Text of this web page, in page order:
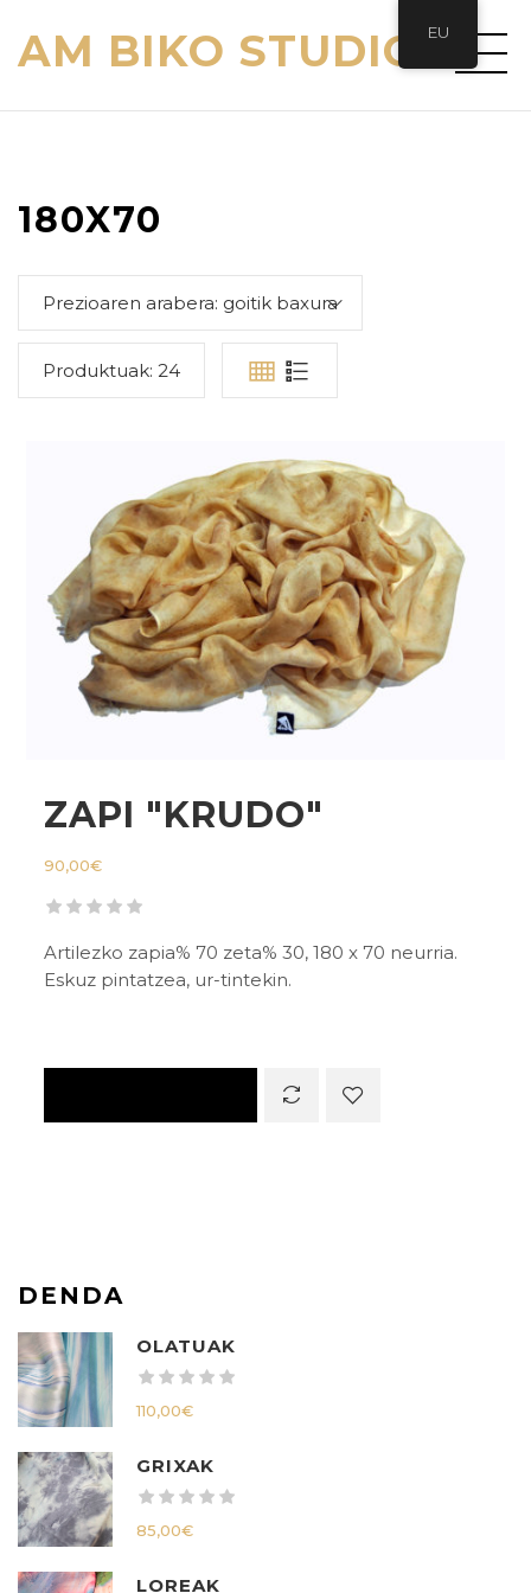
AM BIKO STUDIO
180X70
Prezioaren arabera: goitik baxura
Produktuak: 24
ZAPI "KRUDO"
90,00€
Artilezko zapia% 70 zeta% 30, 180 x 70 neurria.
Eskuz pintatzea, ur-tintekin.
DENDA
OLATUAK
110,00€
GRIXAK
85,00€
LOREAK
EU